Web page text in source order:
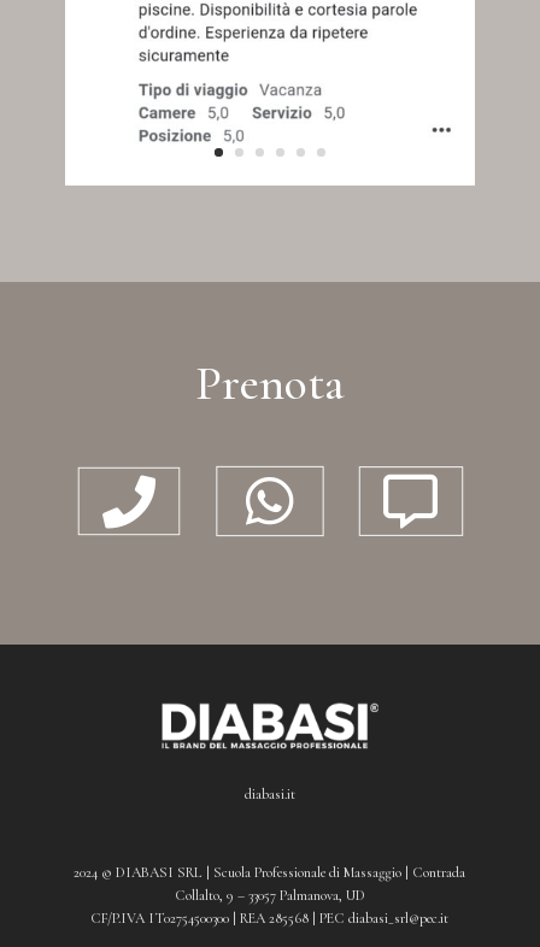
Prenota
  
diabasi.it
2024 © DIABASI SRL | Scuola Professionale di Massaggio | Contrada
Collalto, 9 – 33057 Palmanova, UD
CF/P.IVA IT02754500300 | REA 285568 | PEC diabasi_srl@pec.it